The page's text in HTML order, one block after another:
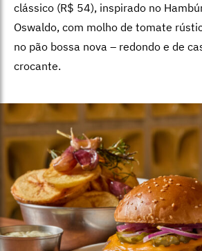
clássico (R$ 54), inspirado no
Oswaldo, com molho de tomate
no pão bossa nova – redondo e de
crocante.